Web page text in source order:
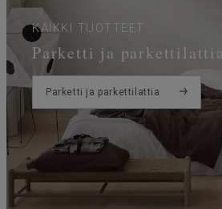
KAIKKI TUOTTEET
Parketti ja parkettilattia
Parketti ja parkettilattia